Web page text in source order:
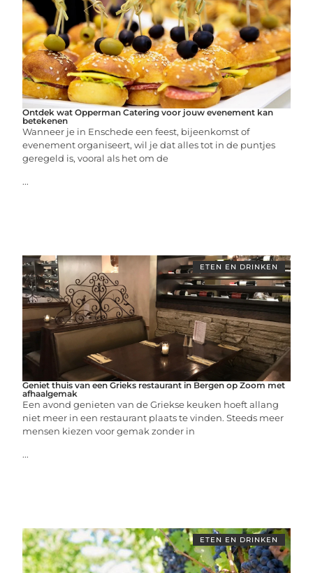
Ontdek wat Opperman Catering voor jouw evenement kan
betekenen
Wanneer je in Enschede een feest, bijeenkomst of
evenement organiseert, wil je dat alles tot in de puntjes
geregeld is, vooral als het om de
...
ETEN EN DRINKEN
Geniet thuis van een Grieks restaurant in Bergen op Zoom met
afhaalgemak
Een avond genieten van de Griekse keuken hoeft allang
niet meer in een restaurant plaats te vinden. Steeds meer
mensen kiezen voor gemak zonder in
...
ETEN EN DRINKEN